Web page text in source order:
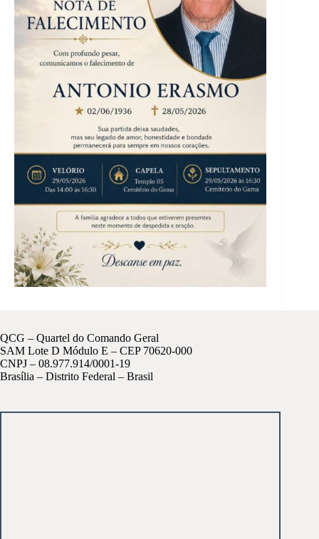
QCG – Quartel do Comando Geral
SAM Lote D Módulo E – CEP 70620-000
CNPJ – 08.977.914/0001-19
Brasília – Distrito Federal – Brasil